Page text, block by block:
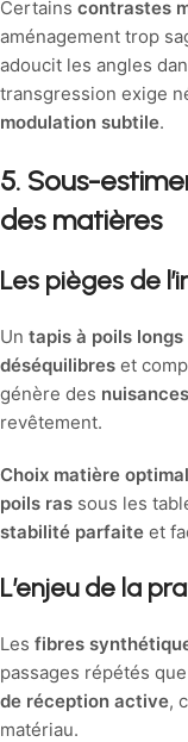
Certains contrastes
aménagement trop
adoucit les angles
transgression exige
modulation subtile.
5. Sous-
des matières
Les pièges de
Un tapis à poils longs
déséquilibres et
génère des
revêtement.
Choix matière optimal
poils ras sous les
stabilité parfaite et
L’enjeu de la
Les fibres
passages répétés
de réception active,
matériau.